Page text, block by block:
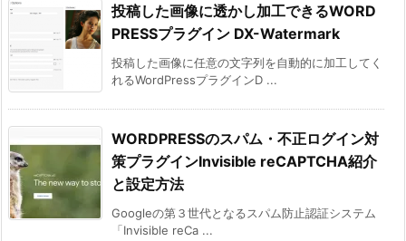
投稿した画像に透かし加工できるWORD
PRESSプラグイン DX-Watermark
投稿した画像に任意の文字列を自動的に加工してく
れるWordPressプラグインD ...
WORDPRESSのスパム・不正ログイン対
策プラグインInvisible reCAPTCHA紹介
と設定方法
Googleの第３世代となるスパム防止認証システム
「Invisible reCa ...